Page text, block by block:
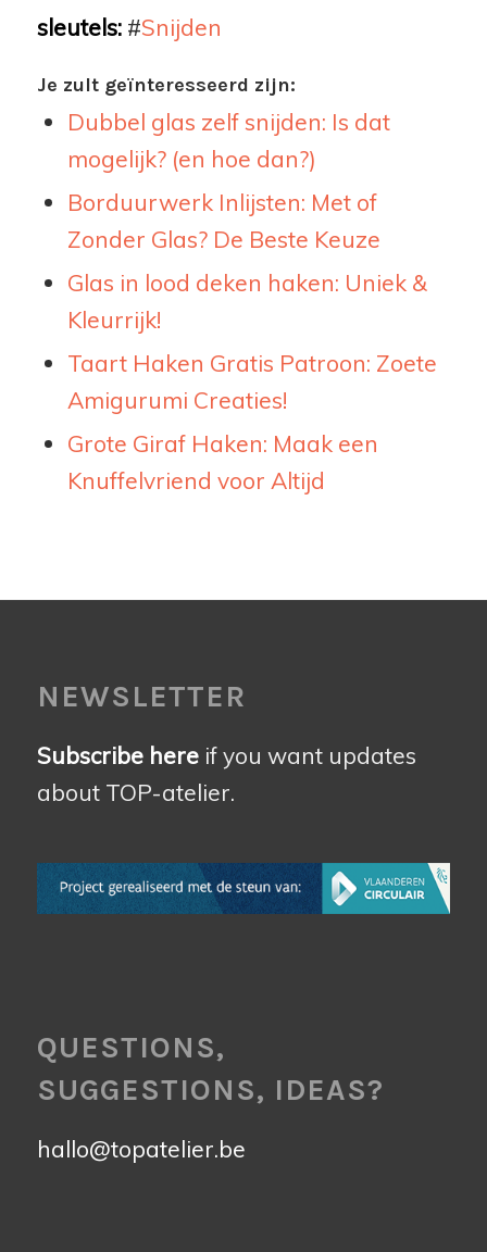
sleutels:#Snijden
Je zult geïnteresseerd zijn:
Dubbel glas zelf snijden: Is dat
mogelijk? (en hoe dan?)
Borduurwerk Inlijsten: Met of
Zonder Glas? De Beste Keuze
Glas in lood deken haken: Uniek &
Kleurrijk!
Taart Haken Gratis Patroon: Zoete
Amigurumi Creaties!
Grote Giraf Haken: Maak een
Knuffelvriend voor Altijd
NEWSLETTER
Subscribe hereif you want updates
about TOP-atelier.
QUESTIONS,
SUGGESTIONS, IDEAS?
hallo@topatelier.be